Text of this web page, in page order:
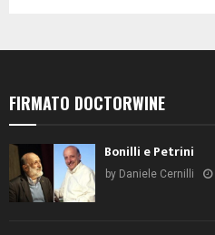
FIRMATO DOCTORWINE
Bonilli e Petrini
by Daniele Cernilli